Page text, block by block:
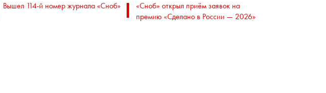
Вышел 114-й номер журнала «Сноб»
«Сноб» открыл приём заявок на
премию «Сделано в России — 2026»